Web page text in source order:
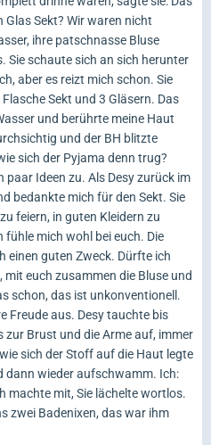
Sekt? Wir waren nicht
ihre patschnasse Bluse
Sie schaute sich an sich herunter
aber es reizt mich schon. Sie
Sekt und 3 Gläsern. Das
und berührte meine Haut
und der BH blitzte
sich der Pyjama denn trug?
paar Ideen zu. Als Desy zurück im
bedankte mich für den Sekt. Sie
feiern, in guten Kleidern zu
fühle mich wohl bei euch. Die
einen guten Zweck. Dürfte ich
euch zusammen die Bluse und
schon, das ist unkonventionell.
Freude aus. Desy tauchte bis
zur Brust und die Arme auf, immer
sich der Stoff auf die Haut legte
dann wieder aufschwamm. Ich:
machte mit, Sie lächelte wortlos.
zwei Badenixen, das war ihm